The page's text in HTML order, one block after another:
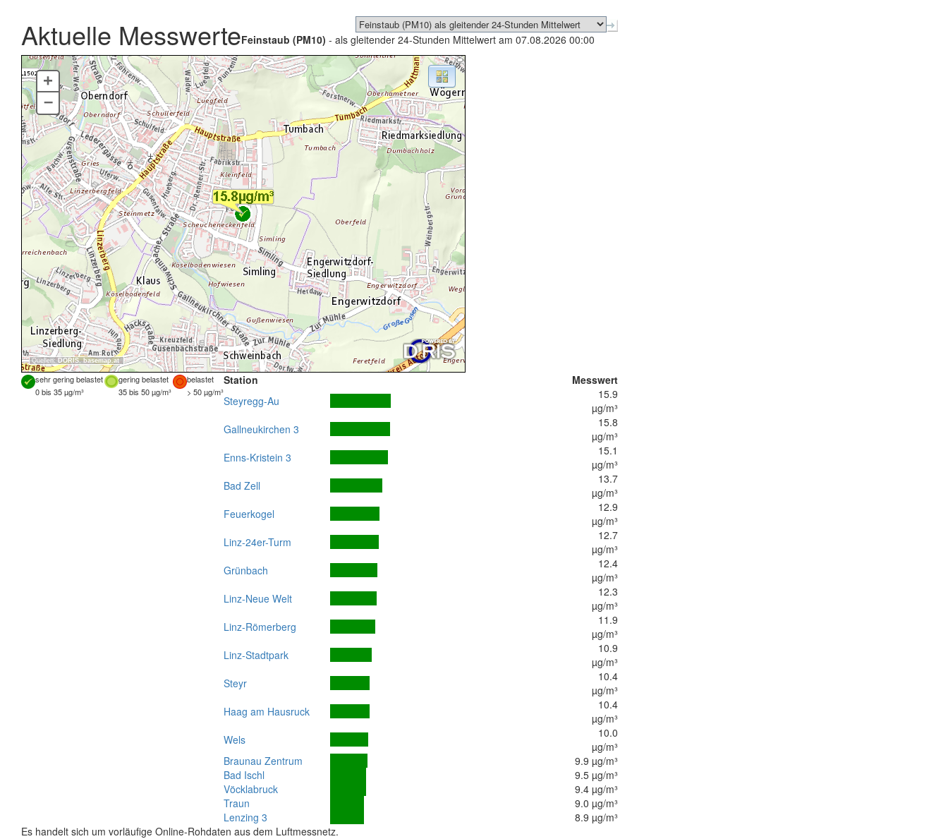
Aktuelle MesswerteFeinstaub (PM10) - als gleitender 24-Stunden Mittelwert am 07.08.2026 00:00
Quellen: DORIS, basemap.at
+
–
sehr gering belastet gering belastet
belastet
0 bis 35 µg/m³
35 bis 50 µg/m³ > 50 µg/m³
Station
Messwert
Steyregg-Au
15.9
µg/m³
Gallneukirchen 3
15.8
µg/m³
Enns-Kristein 3
15.1
µg/m³
Bad Zell
13.7
µg/m³
Feuerkogel
12.9
µg/m³
Linz-24er-Turm
12.7
µg/m³
Grünbach
12.4
µg/m³
Linz-Neue Welt
12.3
µg/m³
Linz-Römerberg
11.9
µg/m³
Linz-Stadtpark
10.9
µg/m³
Steyr
10.4
µg/m³
Haag am Hausruck
10.4
µg/m³
Wels
10.0
µg/m³
Braunau Zentrum
9.9 µg/m³
Bad Ischl
9.5 µg/m³
Vöcklabruck
9.4 µg/m³
Traun
9.0 µg/m³
Lenzing 3
8.9 µg/m³
Es handelt sich um vorläufige Online-Rohdaten aus dem Luftmessnetz.